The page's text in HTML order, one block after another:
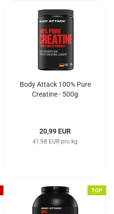
Body Attack 100% Pure
Creatine - 500g
20,99 EUR
41,98 EUR pro kg
TOP